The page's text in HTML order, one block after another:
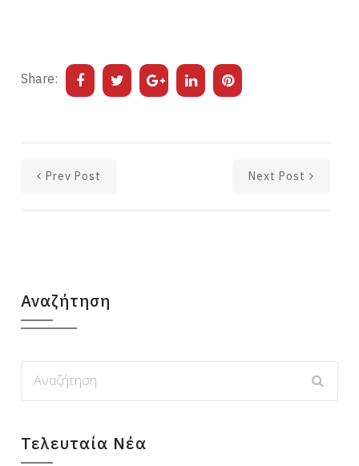
Share:
Prev Post Next Post
Αναζήτηση
Τελευταία Νέα